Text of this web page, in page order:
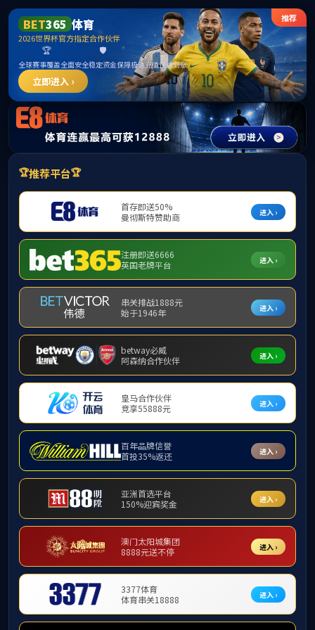
365英国上市公司(CHN-VIP认证)官网|Official
Website
提示：访问地址无效，allen-bradley-powerflex-70-20ab042a0aynanc0
找不到对应的栏目！
首页